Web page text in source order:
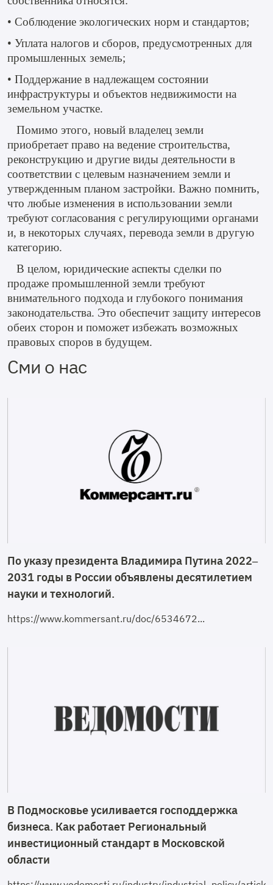
• Соблюдение экологических норм и стандартов;
• Уплата налогов и сборов, предусмотренных для
промышленных земель;
• Поддержание в надлежащем состоянии
инфраструктуры и объектов недвижимости на
земельном участке.
Помимо этого, новый владелец земли
приобретает право на ведение строительства,
реконструкцию и другие виды деятельности в
соответствии с целевым назначением земли и
утвержденным планом застройки. Важно помнить,
что любые изменения в использовании земли
требуют согласования с регулирующими органами
и, в некоторых случаях, перевода земли в другую
категорию.
В целом, юридические аспекты сделки по
продаже промышленной земли требуют
внимательного подхода и глубокого понимания
законодательства. Это обеспечит защиту интересов
обеих сторон и поможет избежать возможных
правовых споров в будущем.
Сми о нас
По указу президента Владимира Путина 2022–
2031 годы в России объявлены десятилетием
науки и технологий.
https://www.kommersant.ru/doc/6534672...
В Подмосковье усиливается господдержка
бизнеса. Как работает Региональный
инвестиционный стандарт в Московской
области